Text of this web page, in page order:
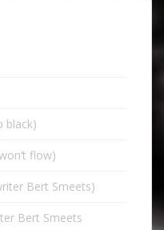
black)
flow)
Bert Smeets)
Bert Smeets